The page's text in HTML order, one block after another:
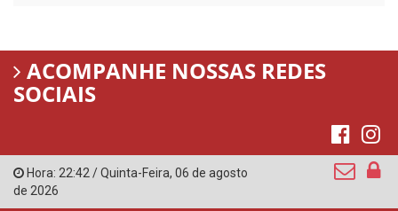
ACOMPANHE NOSSAS REDES
SOCIAIS
Hora: 22:42 /Quinta-Feira, 06 de agosto
de 2026